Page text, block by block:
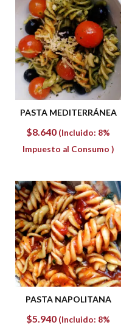
PASTA MEDITERRÁNEA
$8.640 (Incluido: 8%
Impuesto al Consumo )
PASTA NAPOLITANA
$5.940 (Incluido: 8%